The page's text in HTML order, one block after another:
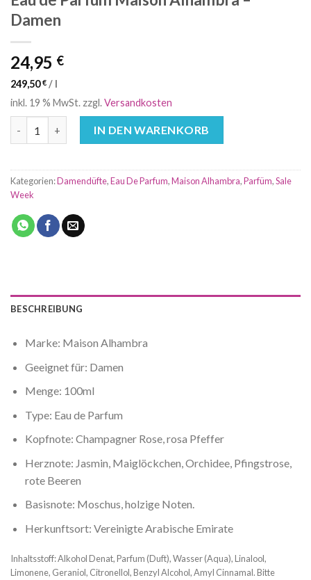
Damen
24,95 €
249,50€ / l
inkl. 19 % MwSt. zzgl.Versandkosten
IN DEN WARENKORB
Kategorien:Damendüfte,Eau De Parfum,Maison Alhambra,Parfüm,Sale
Week
BESCHREIBUNG
Marke: Maison Alhambra
Geeignet für: Damen
Menge: 100ml
Type: Eau de Parfum
Kopfnote: Champagner Rose, rosa Pfeffer
Herznote: Jasmin, Maiglöckchen, Orchidee, Pfingstrose,
rote Beeren
Basisnote: Moschus, holzige Noten.
Herkunftsort: Vereinigte Arabische Emirate
Inhaltsstoff: Alkohol Denat, Parfum (Duft), Wasser (Aqua), Linalool,
Limonene, Geraniol, Citronellol, Benzyl Alcohol, Amyl Cinnamal. Bitte